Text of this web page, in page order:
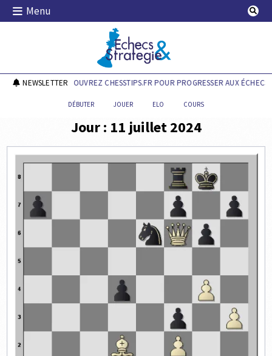
Skip
Menu
Echecs & Stratégie
NEWSLETTERDÉCOUVREZ CHESSTIPS.FR POUR PROGRESSER AUX ÉCHECS !
DÉBUTER JOUER ELO COURS
Jour : 11 juillet 2024